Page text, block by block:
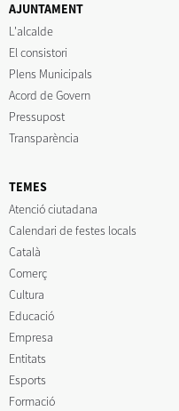
AJUNTAMENT
L'alcalde
El consistori
Plens Municipals
Acord de Govern
Pressupost
Transparència
TEMES
Atenció ciutadana
Calendari de festes locals
Català
Comerç
Cultura
Educació
Empresa
Entitats
Esports
Formació